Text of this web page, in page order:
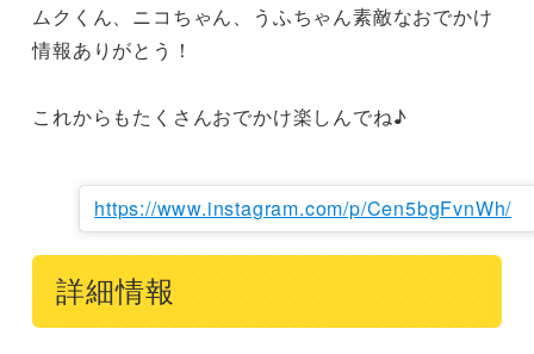
ムクくん、ニコちゃん、うふちゃん素敵なおでかけ
情報ありがとう！
これからもたくさんおでかけ楽しんでね♪
https://www.instagram.com/p/Cen5bgFvnWh/
詳細情報